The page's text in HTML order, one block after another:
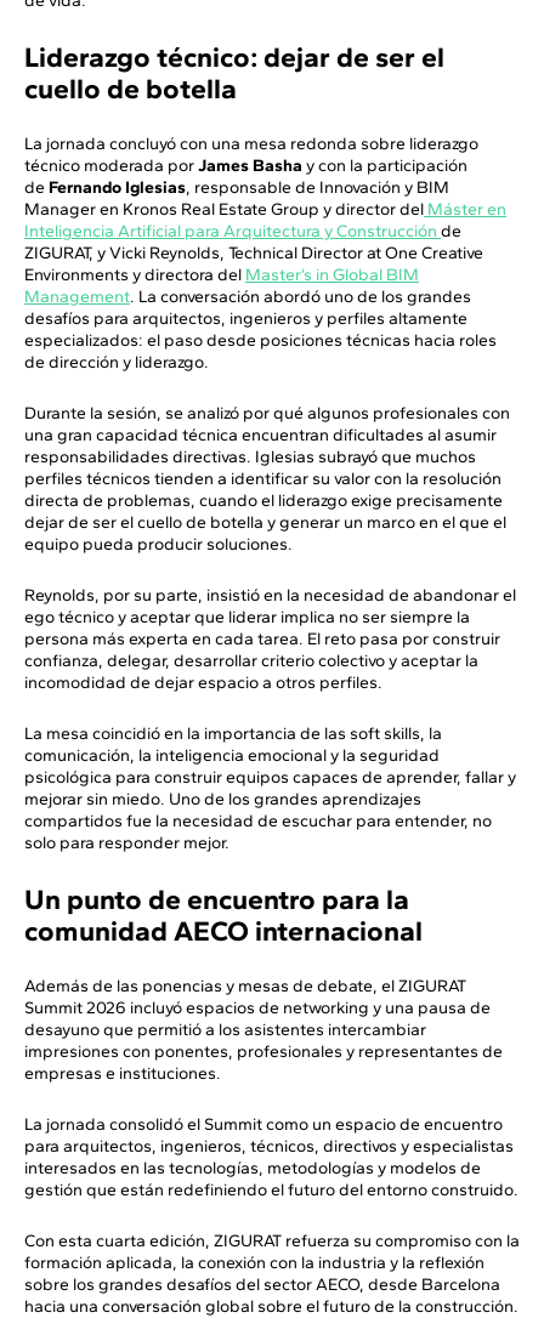
Liderazgo técnico: dejar de ser el
cuello de botella
La jornada concluyó con una mesa redonda sobre liderazgo
técnico moderada porJames Basha y con la participación
de Fernando Iglesias, responsable de Innovación y BIM
Manager en Kronos Real Estate Group y director del Máster en
Inteligencia Artificial para Arquitectura y Construcción de
ZIGURAT, y Vicki Reynolds, Technical Director at One Creative
Environments y directora del Master’s in Global BIM
Management. La conversación abordó uno de los grandes
desafíos para arquitectos, ingenieros y perfiles altamente
especializados: el paso desde posiciones técnicas hacia roles
de dirección y liderazgo.
Durante la sesión, se analizó por qué algunos profesionales con
una gran capacidad técnica encuentran dificultades al asumir
responsabilidades directivas. Iglesias subrayó que muchos
perfiles técnicos tienden a identificar su valor con la resolución
directa de problemas, cuando el liderazgo exige precisamente
dejar de ser el cuello de botella y generar un marco en el que el
equipo pueda producir soluciones.
Reynolds, por su parte, insistió en la necesidad de abandonar el
ego técnico y aceptar que liderar implica no ser siempre la
persona más experta en cada tarea. El reto pasa por construir
confianza, delegar, desarrollar criterio colectivo y aceptar la
incomodidad de dejar espacio a otros perfiles.
La mesa coincidió en la importancia de las soft skills, la
comunicación, la inteligencia emocional y la seguridad
psicológica para construir equipos capaces de aprender, fallar y
mejorar sin miedo. Uno de los grandes aprendizajes
compartidos fue la necesidad de escuchar para entender, no
solo para responder mejor.
Un punto de encuentro para la
comunidad AECO internacional
Además de las ponencias y mesas de debate, el ZIGURAT
Summit 2026 incluyó espacios de networking y una pausa de
desayuno que permitió a los asistentes intercambiar
impresiones con ponentes, profesionales y representantes de
empresas e instituciones.
La jornada consolidó el Summit como un espacio de encuentro
para arquitectos, ingenieros, técnicos, directivos y especialistas
interesados en las tecnologías, metodologías y modelos de
gestión que están redefiniendo el futuro del entorno construido.
Con esta cuarta edición, ZIGURAT refuerza su compromiso con la
formación aplicada, la conexión con la industria y la reflexión
sobre los grandes desafíos del sector AECO, desde Barcelona
hacia una conversación global sobre el futuro de la construcción.